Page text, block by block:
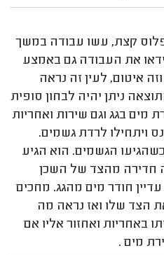
פלוס קצת, עשו עבודה במשך
את העבודה גם באמצע
איטום, לעין זה נראה
ניתן יהיה לבחון סופית
מים בגג וגם שירות ואחריות
ויתחילו לרדת גשמים.
הגשמים. הוא הגיע
חדירה מהצד של השכן
חודר מים מהגג. מחכים
הצד שלו ואז נראה מה
באחריות ואחזור אליו אם
מים .